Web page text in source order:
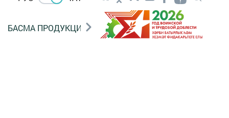
БАСМА ПРОДУКЦИЯ САТУ «ГӨЛСТАН»